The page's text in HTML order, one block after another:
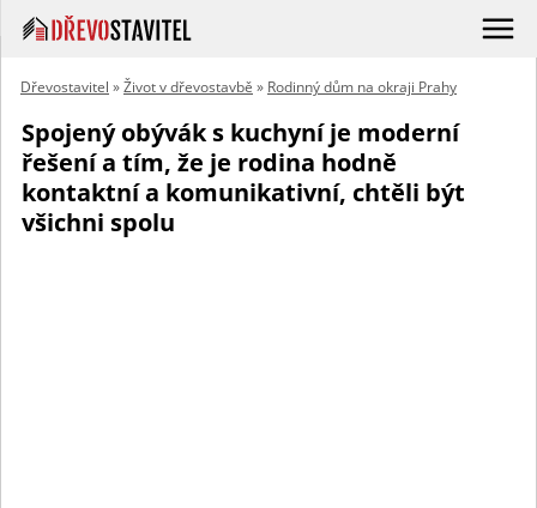
Dřevostavitel »Život v dřevostavbě » Rodinný dům na okraji Prahy
Spojený obývák s kuchyní je moderní
řešení a tím, že je rodina hodně
kontaktní a komunikativní, chtěli být
všichni spolu